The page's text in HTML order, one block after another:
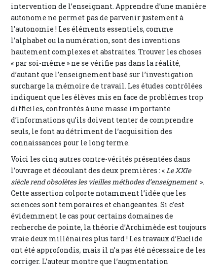
intervention de l’enseignant. Apprendre d’une manière
autonome ne permet pas de parvenir justement à
l’autonomie ! Les éléments essentiels, comme
l’alphabet ou la numération, sont des inventions
hautement complexes et abstraites. Trouver les choses
« par soi-même » ne se vérifie pas dans la réalité,
d’autant que l’enseignement basé sur l’investigation
surcharge la mémoire de travail. Les études contrôlées
indiquent que les élèves mis en face de problèmes trop
difficiles, confrontés à une masse importante
d’informations qu’ils doivent tenter de comprendre
seuls, le font au détriment de l’acquisition des
connaissances pour le long terme.
Voici les cinq autres contre-vérités présentées dans
l’ouvrage et découlant des deux premières : « Le XXIe
siècle rend obsolètes les vieilles méthodes d’enseignement ».
Cette assertion colporte notamment l’idée que les
sciences sont temporaires et changeantes. Si c’est
évidemment le cas pour certains domaines de
recherche de pointe, la théorie d’Archimède est toujours
vraie deux millénaires plus tard ! Les travaux d’Euclide
ont été approfondis, mais il n’a pas été nécessaire de les
corriger. L’auteur montre que l’augmentation